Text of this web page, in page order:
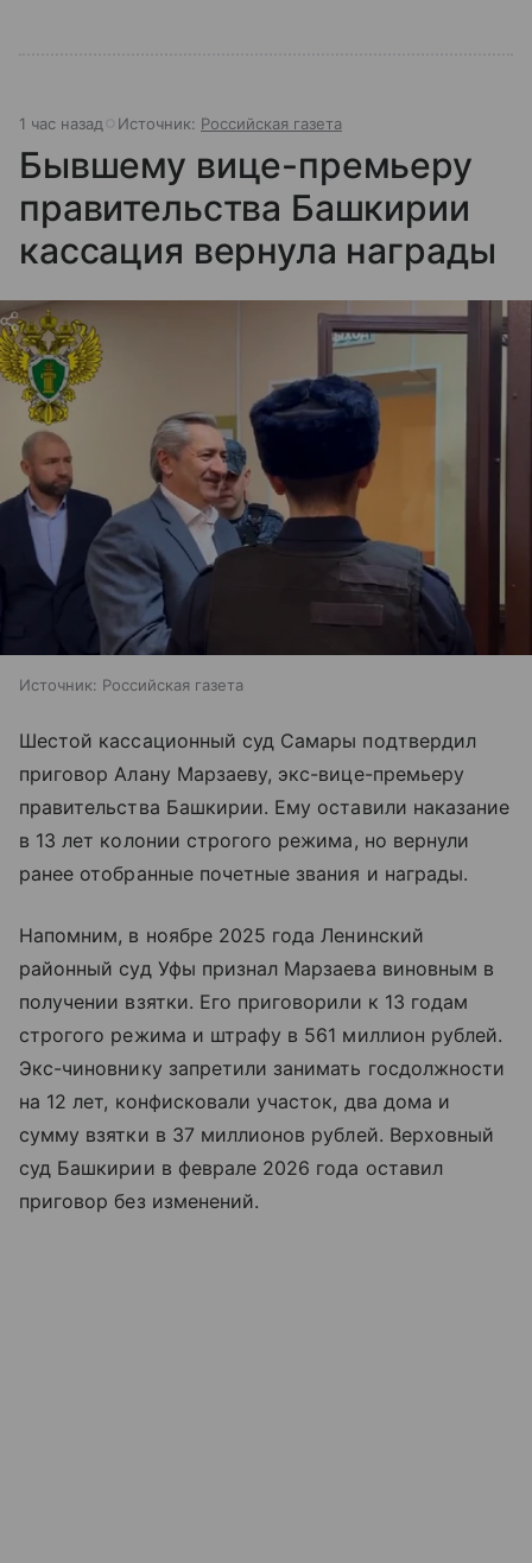
1 час назад Источник: Российская газета
Бывшему вице-премьеру
правительства Башкирии
кассация вернула награды
Источник: Российская газета
Шестой кассационный суд Самары подтвердил
приговор Алану Марзаеву, экс-вице-премьеру
правительства Башкирии. Ему оставили наказание
в 13 лет колонии строгого режима, но вернули
ранее отобранные почетные звания и награды.
Напомним, в ноябре 2025 года Ленинский
районный суд Уфы признал Марзаева виновным в
получении взятки. Его приговорили к 13 годам
строгого режима и штрафу в 561 миллион рублей.
Экс-чиновнику запретили занимать госдолжности
на 12 лет, конфисковали участок, два дома и
сумму взятки в 37 миллионов рублей. Верховный
суд Башкирии в феврале 2026 года оставил
приговор без изменений.